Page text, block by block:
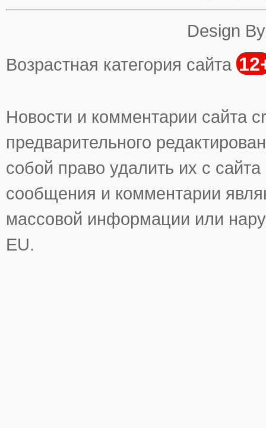
Design
Возрастная категория сайта
Новости и комментарии сайта
предварительного
собой право удалить их с
сообщения и комментарии
массовой информации или
EU.